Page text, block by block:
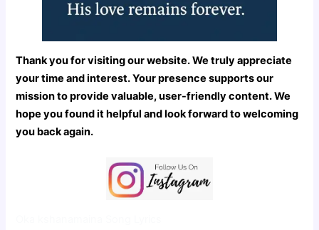
Thank you for visiting our website. We truly appreciate
your time and interest. Your presence supports our
mission to provide valuable, user-friendly content. We
hope you found it helpful and look forward to welcoming
you back again.